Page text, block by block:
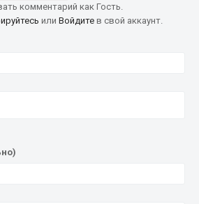
комментарий как Гость.
или Войдите в свой аккаунт.